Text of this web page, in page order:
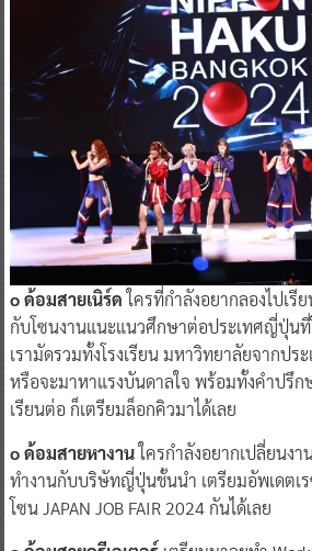
o ด้อมสายเนิร์ดใครที่กำลังอยากลองไปเ
กับโซนงานแนะแนวศึกษาต่อประเทศญี่ปุ่น
เรามัดรวมทั้งโรงเรียน มหาวิทยาลัยจากป
หรือจะมาหาแรงบันดาลใจ พร้อมทั้งคำปรึ
เรียนต่อ ก็เตรียมล็อกคิวมาได้เลย
o ด้อมสายหางานใครกำลังอยากเปลี่ยนงา
ทำงานกับบริษัทญี่ปุ่นชั้นนำ เตรียมอัพเดตเ
โซน JAPAN JOB FAIR 2024 กันได้เลย